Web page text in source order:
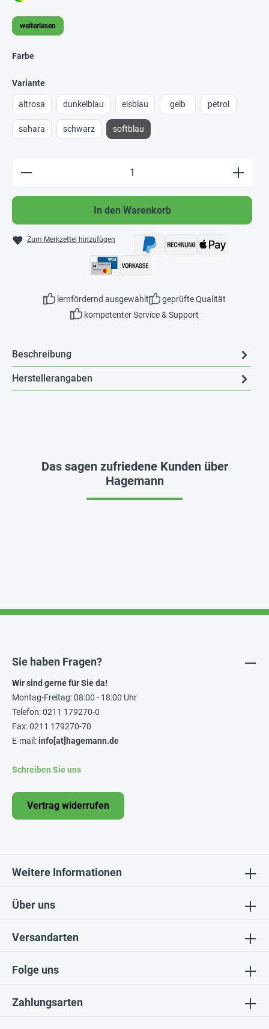
weiterlesen
Farbe
Variante
altrosa dunkelblau eisblau gelb petrol
sahara schwarz softblau
Produkt Anzahl: Gib den gewünschten
In den Warenkorb
Zum Merkzettel hinzufügen
lernfördernd ausgewählt
geprüfte Qualität
kompetenter Service & Support
Beschreibung
Herstellerangaben
Das sagen zufriedene Kunden über
Hagemann
Folge uns
Über uns
Sie haben Fragen?
Wir sind gerne für Sie da!
Montag-Freitag: 08:00 - 18:00 Uhr
Telefon: 0211 179270-0
Fax: 0211 179270-70
E-mail:info[at]hagemann.de
Schreiben Sie uns
Vertrag widerrufen
Weitere Informationen
Zahlungsarten
Versandarten